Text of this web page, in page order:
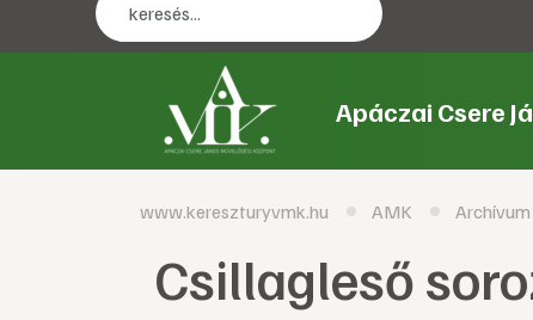
Apáczai Csere
www.kereszturyvmk.hu AMK Archívum
Csillagleső